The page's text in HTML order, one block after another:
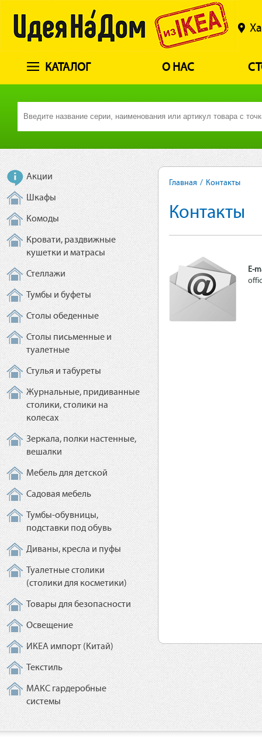
КАТАЛОГ О НАС
Акции
Шкафы
Комоды
Кровати, раздвижные
кушетки и матрасы
Стеллажи
Тумбы и буфеты
Столы обеденные
Столы письменные и
туалетные
Стулья и табуреты
Журнальные, придиванные
столики, столики на
колесах
Зеркала, полки настенные,
вешалки
Мебель для детской
Садовая мебель
Тумбы-обувницы,
подставки под обувь
Диваны, кресла и пуфы
Туалетные столики
(столики для косметики)
Товары для безопасности
Освещение
ИКЕА импорт (Китай)
Текстиль
МАКС гардеробные
системы
Главная / Контакты
Контакты
E-